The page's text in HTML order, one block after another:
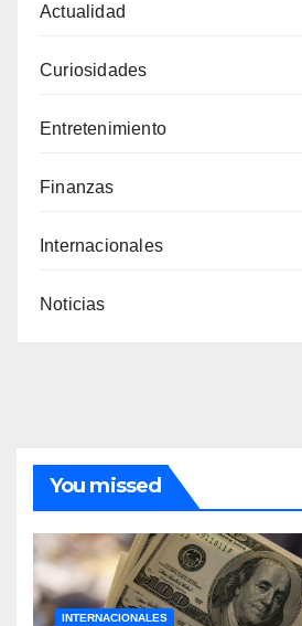
Actualidad
Curiosidades
Entretenimiento
Finanzas
Internacionales
Noticias
You missed
INTERNACIONALES